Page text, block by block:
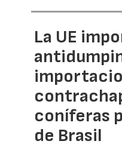
La UE
coníferas
de Brasil